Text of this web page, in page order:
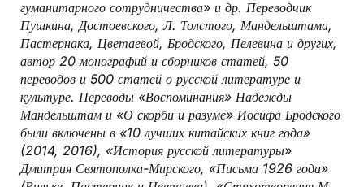
гуманитарного сотрудничества» и др. Переводчик
Пушкина, Достоевского, Л. Толстого, Мандельштама,
Пастернака, Цветаевой, Бродского, Пелевина и других,
автор 20 монографий и сборников статей, 50
переводов и 500 статей о русской литературе и
культуре. Переводы «Воспоминания» Надежды
Мандельштам и «О скорби и разуме» Иосифа Бродского
были включены в «10 лучших китайских книг года»
(2014, 2016), «История русской литературы»
Дмитрия Святополка-Мирского, «Письма 1926 года»